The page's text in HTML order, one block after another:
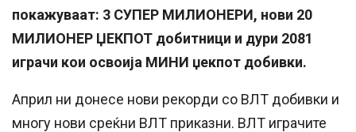
покажуваат: 3 СУПЕР МИЛИОНЕРИ, нови 20
МИЛИОНЕР ЏЕКПОТ добитници и дури 2081
играчи кои освоија МИНИ џекпот добивки.
Април ни донесе нови рекорди со ВЛТ добивки и
многу нови среќни ВЛТ приказни. ВЛТ играчите